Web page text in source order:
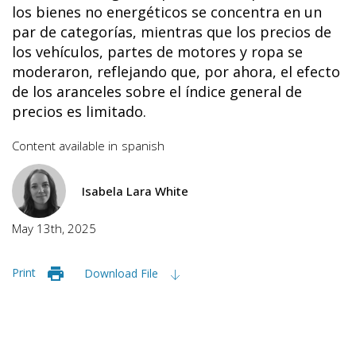
los bienes no energéticos se concentra en un
par de categorías, mientras que los precios de
los vehículos, partes de motores y ropa se
moderaron, reflejando que, por ahora, el efecto
de los aranceles sobre el índice general de
precios es limitado.
Content available in spanish
Isabela Lara White
May 13th, 2025
Print Download File